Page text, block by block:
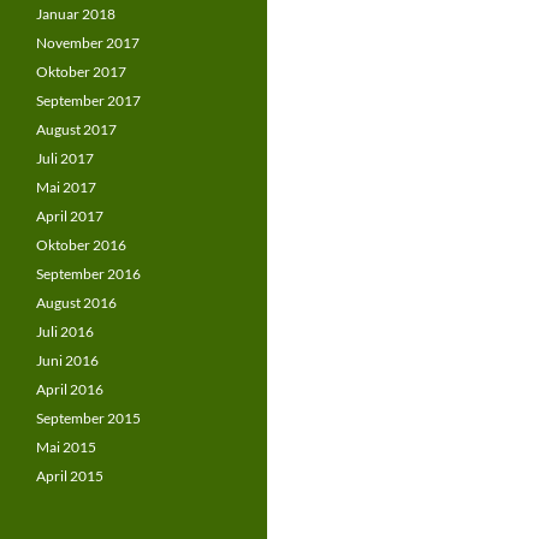
Januar 2018
November 2017
Oktober 2017
September 2017
August 2017
Juli 2017
Mai 2017
April 2017
Oktober 2016
September 2016
August 2016
Juli 2016
Juni 2016
April 2016
September 2015
Mai 2015
April 2015